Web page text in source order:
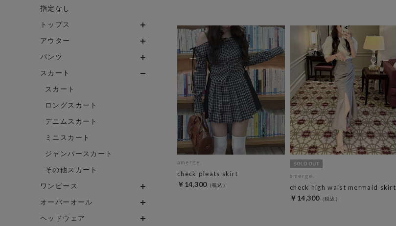
指定なし
トップス
アウター
パンツ
スカート
スカート
ロングスカート
デニムスカート
ミニスカート
ジャンパースカート
その他スカート
ワンピース
オーバーオール
ヘッドウェア
amerge.
check pleats skirt
￥14,300
amerge.
check high waist mermaid skirt
￥14,300